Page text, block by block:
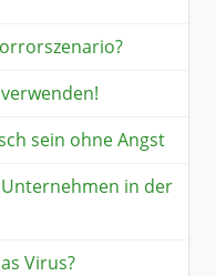
sein ohne Angst
in der
Virus?